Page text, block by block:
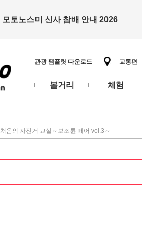
모토노스미 신사 참배 안내 2026
관광 팸플릿 다운로드 교통편
볼거리 체험
처음의 자전거 교실～보조륜 떼어 vol.3～